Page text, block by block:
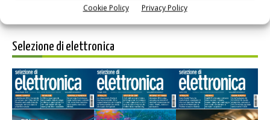
Cookie Policy Privacy Policy
Selezione di elettronica